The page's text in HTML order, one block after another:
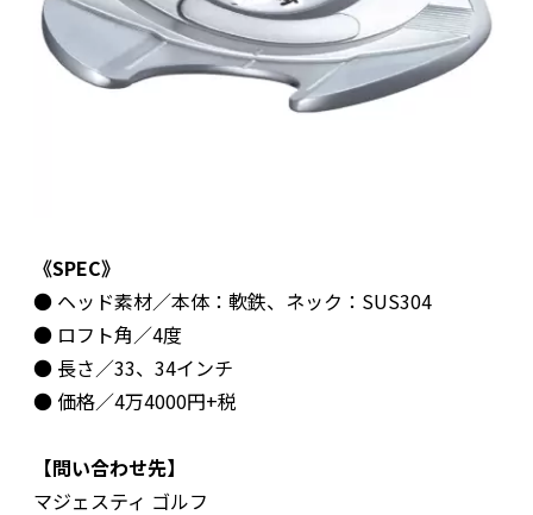
《SPEC》
● ヘッド素材／本体：軟鉄、ネック：SUS304
● ロフト角／4度
● 長さ／33、34インチ
● 価格／4万4000円+税
【問い合わせ先】
マジェスティ ゴルフ